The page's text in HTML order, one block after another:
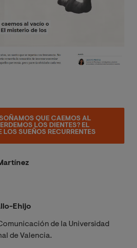
QUE CAEMOS AL
LOS DIENTES? EL
LOS SUEÑOS RECURRENTES
Ehijo
de la Universidad
de Valencia.